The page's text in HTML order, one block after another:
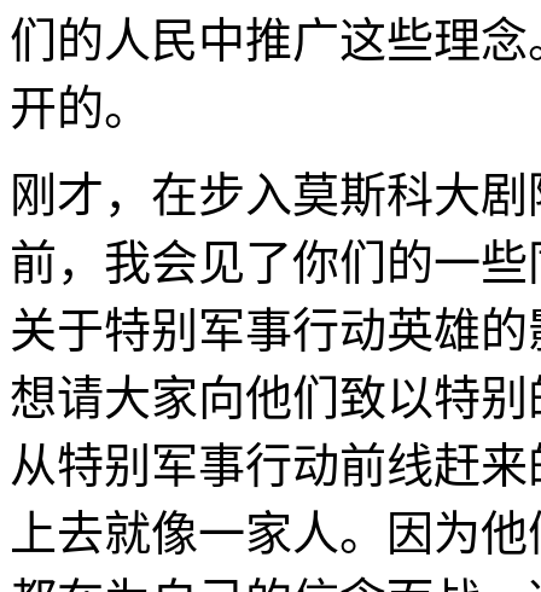
们的人民中推广这些理
开的。
刚才，在步入莫斯科大
前，我会见了你们的一
关于特别军事行动英雄
想请大家向他们致以特
从特别军事行动前线赶
上去就像一家人。因为